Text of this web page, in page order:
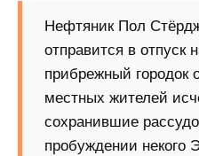
Нефтяник Пол
отправится в отпуск
прибрежный городок
местных жителей
сохранившие
пробуждении некого